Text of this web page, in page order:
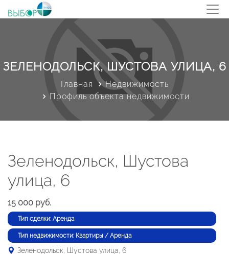
ЗЕЛЕНОДОЛЬСК, ШУСТОВА УЛИЦА, 6
Главная
Недвижимость
Профиль объекта недвижимости
Зеленодольск, Шустова
улица, 6
15 000 руб.
Тип сделки: Аренда
Тип недвижимости: Квартиры / Аренда
Зеленодольск, Шустова улица, 6